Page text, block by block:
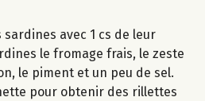
avec 1 cs de leur
le fromage frais, le zeste
le piment et un peu de sel.
pour obtenir des rillettes